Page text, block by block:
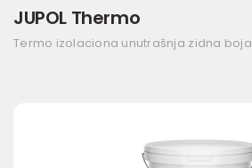
JUPOL Thermo
Termo izolaciona unutrašnja zidna boja